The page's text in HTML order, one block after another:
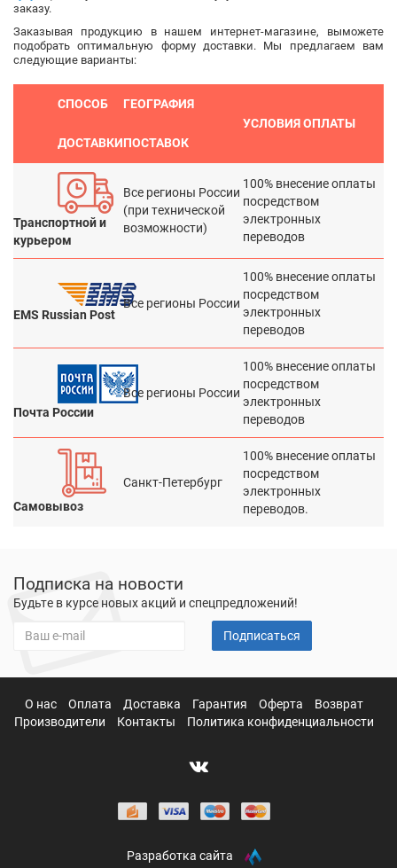
заказу.
Заказывая продукцию в нашем интернет-магазине, выможете
подобрать оптимальную форму доставки. Мы предлагаем вам
следующие варианты:
СПОСОБ
ДОСТАВКИ
ГЕОГРАФИЯ
ПОСТАВОК
УСЛОВИЯ ОПЛАТЫ
Транспортной и
курьером
Все регионы России
(при технической
возможности)
100% внесение оплаты
посредством
электронных
переводов
EMS Russian Post
Все регионы России
100% внесение оплаты
посредством
электронных
переводов
Почта России
Все регионы России
100% внесение оплаты
посредством
электронных
переводов
Самовывоз
Санкт-Петербург
100% внесение оплаты
посредством
электронных
переводов.
Подписка на новости
Будьте в курсе новых акций и спецпредложений!
Подписаться
О нас Оплата Доставка Гарантия Оферта
Возврат
Производители
Контакты Политика конфиденциальности
Разработка сайта